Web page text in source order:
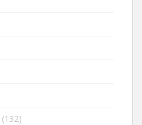
(132)